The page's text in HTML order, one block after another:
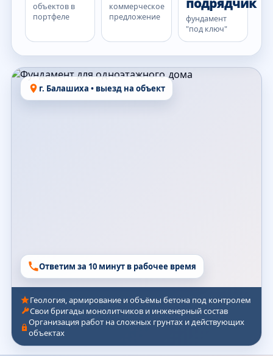
объектов в
портфеле
коммерческое
предложение
подрядчик
фундамент
"под ключ"
г. Балашиха • выезд на объект
Ответим за 10 минут в рабочее время
Геология, армирование и объёмы бетона под контролем
Свои бригады монолитчиков и инженерный состав
Организация работ на сложных грунтах и действующих
объектах